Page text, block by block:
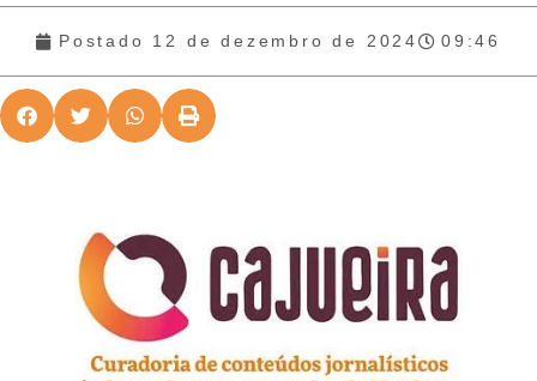
Postado 12 de dezembro de 2024 09:46